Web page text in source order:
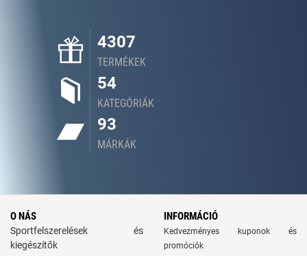
4307
TERMÉKEK
54
KATEGÓRIÁK
93
MÁRKÁK
O NÁS
Sportfelszerelések és
kiegészítők
INFORMÁCIÓ
Kedvezményes kuponok és
promóciók